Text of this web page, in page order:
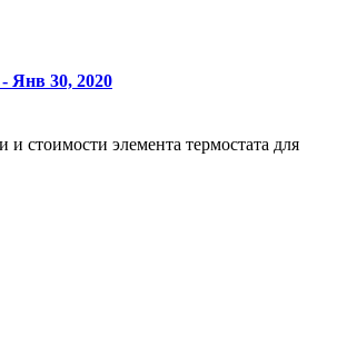
Янв 30, 2020
стоимости элемента термостата для